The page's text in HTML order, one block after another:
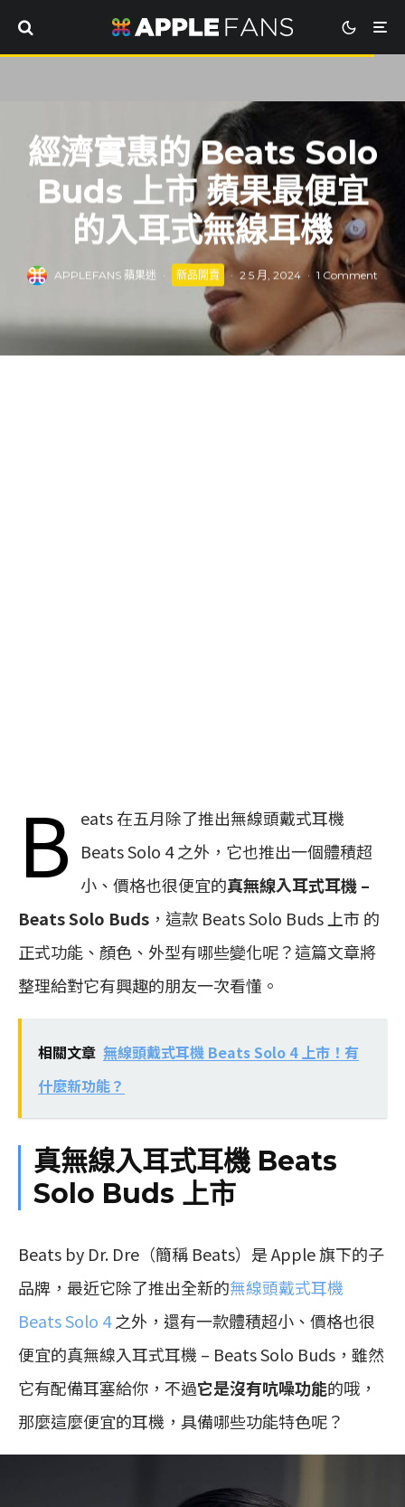
經濟實惠的 Beats Solo
Buds 上市 蘋果最便宜
的入耳式無線耳機
APPLEFANS 蘋果迷 · 新品開賣 · 2 5 月, 2024 · 1 Comment
B eats 在五月除了推出無線頭戴式耳機
Beats Solo 4 之外，它也推出一個體積超
小、價格也很便宜的真無線入耳式耳機 –
Beats Solo Buds ，這款 Beats Solo Buds 上市 的
正式功能、顏色、外型有哪些變化呢？這篇文章將
整理給對它有興趣的朋友一次看懂。
相關文章 無線頭戴式耳機 Beats Solo 4 上市！有
什麼新功能？
真無線入耳式耳機 Beats
Solo Buds 上市
Beats by Dr. Dre（簡稱 Beats）是 Apple 旗下的子
品牌，最近它除了推出全新的無線頭戴式耳機
Beats Solo 4之外，還有一款體積超小、價格也很
便宜的真無線入耳式耳機 – Beats Solo Buds，雖然
它有配備耳塞給你，不過它是沒有吭噪功能的哦，
那麼這麼便宜的耳機，具備哪些功能特色呢？